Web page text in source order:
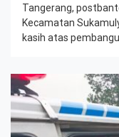
Tangerang,
Kecamatan
kasih atas